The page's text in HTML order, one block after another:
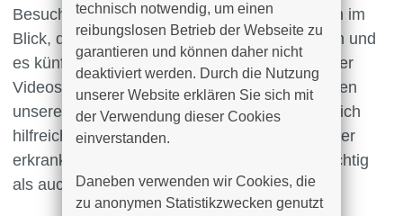
Besuche möglich waren. Wir haben aber auch im
Blick, dass manche Verwandte weit weg leben und
es künftig leichter ist, mit dem Tablets und einer
Videoschaltung Kontakt zu halten. Dabei stehen
unsere Mitarbeiterinnen und Mitarbeiter natürlich
hilfreich zur Seite. Das ist sowohl für die schwer
erkrankten Bewohnerinnen und Bewohner wichtig
als auch für ihre Familien.“
technisch notwendig, um einen
reibungslosen Betrieb der Webseite zu
garantieren und können daher nicht
deaktiviert werden. Durch die Nutzung
unserer Website erklären Sie sich mit
der Verwendung dieser Cookies
einverstanden.
Daneben verwenden wir Cookies, die
zu anonymen Statistikzwecken genutzt